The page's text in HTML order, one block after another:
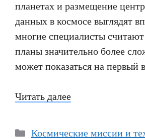
планетах и размещение
данных в космосе выглядят
многие специалисты
планы значительно более
может показаться на первый
Читать далее
Рубрики
Космические миссии и